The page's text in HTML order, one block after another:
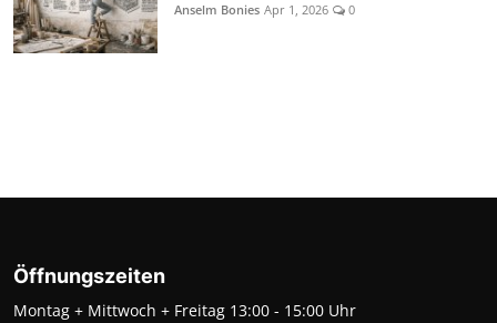
Anselm Bonies Apr 1, 2026 0
Öffnungszeiten
Montag + Mittwoch + Freitag 13:00 - 15:00 Uhr